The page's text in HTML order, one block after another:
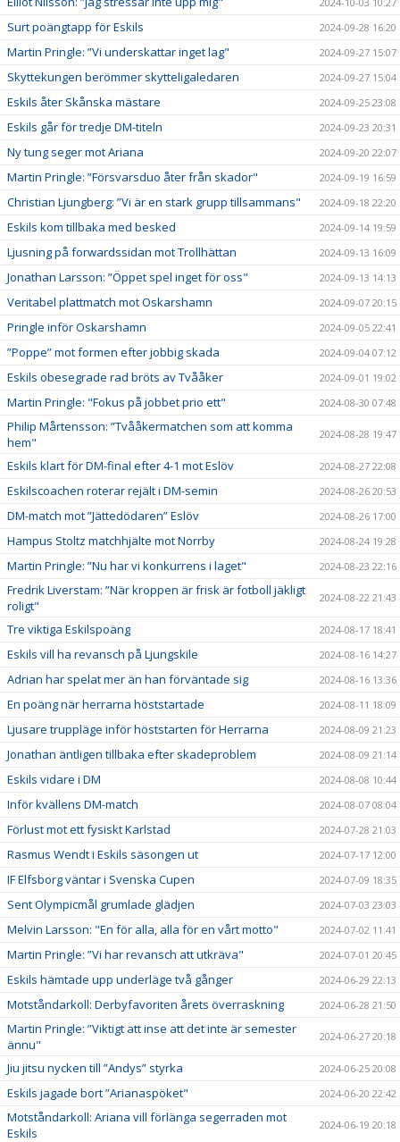
Surt poängtapp för Eskils 2024-09-28 16:20
Martin Pringle: ”Vi underskattar inget lag" 2024-09-27 15:07
Skyttekungen berömmer skytteligaledaren 2024-09-27 15:04
Eskils åter Skånska mästare 2024-09-25 23:08
Eskils går för tredje DM-titeln 2024-09-23 20:31
Ny tung seger mot Ariana 2024-09-20 22:07
Martin Pringle: ”Försvarsduo åter från skador" 2024-09-19 16:59
Christian Ljungberg: ”Vi är en stark grupp tillsammans" 2024-09-18 22:20
Eskils kom tillbaka med besked 2024-09-14 19:59
Ljusning på forwardssidan mot Trollhättan 2024-09-13 16:09
Jonathan Larsson: ”Öppet spel inget för oss" 2024-09-13 14:13
Veritabel plattmatch mot Oskarshamn 2024-09-07 20:15
Pringle inför Oskarshamn 2024-09-05 22:41
”Poppe” mot formen efter jobbig skada 2024-09-04 07:12
Eskils obesegrade rad bröts av Tvååker 2024-09-01 19:02
Martin Pringle: "Fokus på jobbet prio ett" 2024-08-30 07:48
Philip Mårtensson: ”Tvååkermatchen som att komma
hem"
2024-08-28 19:47
Eskils klart för DM-final efter 4-1 mot Eslöv 2024-08-27 22:08
Eskilscoachen roterar rejält i DM-semin 2024-08-26 20:53
DM-match mot ”Jättedödaren” Eslöv 2024-08-26 17:00
Hampus Stoltz matchhjälte mot Norrby 2024-08-24 19:28
Martin Pringle: ”Nu har vi konkurrens i laget" 2024-08-23 22:16
Fredrik Liverstam: ”När kroppen är frisk är fotboll jäkligt
roligt"
2024-08-22 21:43
Tre viktiga Eskilspoäng 2024-08-17 18:41
Eskils vill ha revansch på Ljungskile 2024-08-16 14:27
Adrian har spelat mer än han förväntade sig 2024-08-16 13:36
En poäng när herrarna höststartade 2024-08-11 18:09
Ljusare truppläge inför höststarten för Herrarna 2024-08-09 21:23
Jonathan äntligen tillbaka efter skadeproblem 2024-08-09 21:14
Eskils vidare i DM 2024-08-08 10:44
Inför kvällens DM-match 2024-08-07 08:04
Förlust mot ett fysiskt Karlstad 2024-07-28 21:03
Rasmus Wendt i Eskils säsongen ut 2024-07-17 12:00
IF Elfsborg väntar i Svenska Cupen 2024-07-09 18:35
Sent Olympicmål grumlade glädjen 2024-07-03 23:03
Melvin Larsson: "En för alla, alla för en vårt motto" 2024-07-02 11:41
Martin Pringle: ”Vi har revansch att utkräva" 2024-07-01 20:45
Eskils hämtade upp underläge två gånger 2024-06-29 22:13
Motståndarkoll: Derbyfavoriten årets överraskning 2024-06-28 21:50
Martin Pringle: ”Viktigt att inse att det inte är semester
ännu"
2024-06-27 20:18
Jiu jitsu nycken till ”Andys” styrka 2024-06-25 20:08
Eskils jagade bort ”Arianaspöket" 2024-06-20 22:42
Motståndarkoll: Ariana vill förlänga segerraden mot
Eskils
2024-06-19 20:18